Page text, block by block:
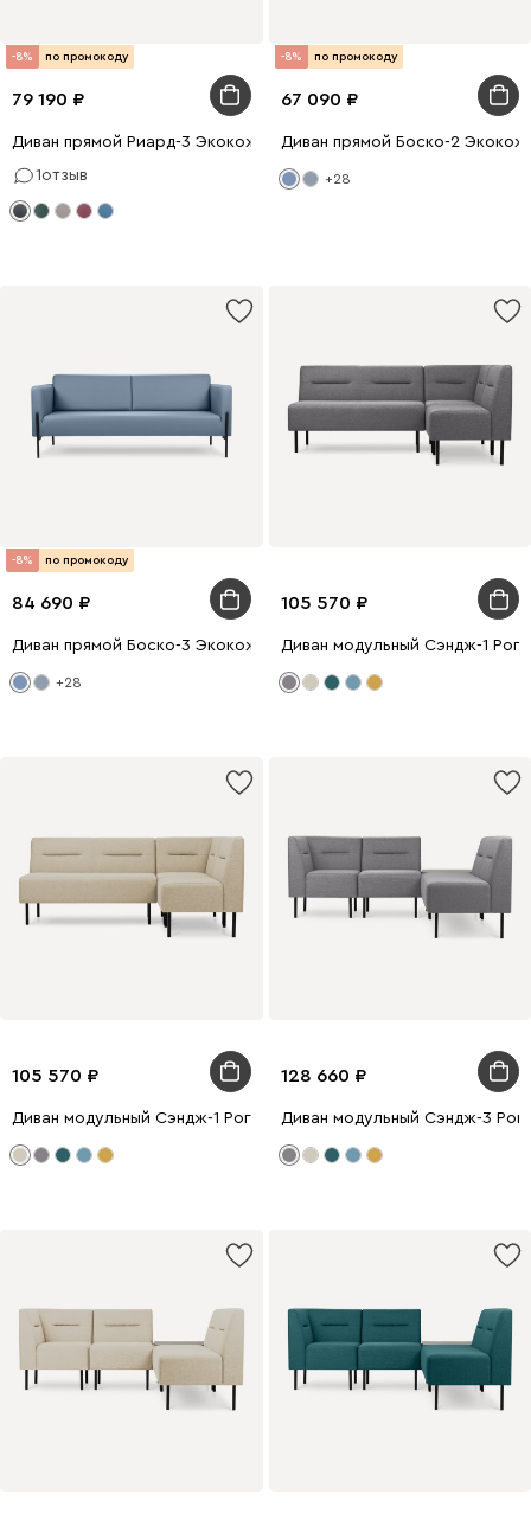
-8% по промокоду
79 190
Диван прямой Риард-3 Экокожа Черный
1отзыв
-8% по промокоду
67 090
Диван прямой Боско-2
+28
-8% по промокоду
84 690
Диван прямой Боско-3 Экокожа Синий
+28
105 570
Диван модульный Сэндж-1
105 570
Диван модульный Сэндж-1 Рогожка Бежевый
128 660
Диван модульный Сэндж-3